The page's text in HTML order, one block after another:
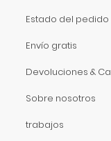
Estado del pedido
Envío gratis
Devoluciones &
Sobre nosotros
trabajos